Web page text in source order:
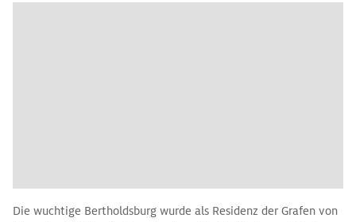
Die wuchtige Bertholdsburg wurde als Residenz der Grafen von